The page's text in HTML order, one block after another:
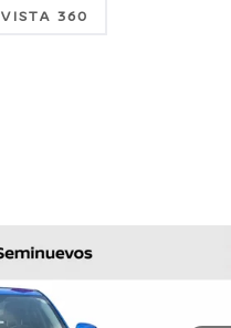
VISTA 360